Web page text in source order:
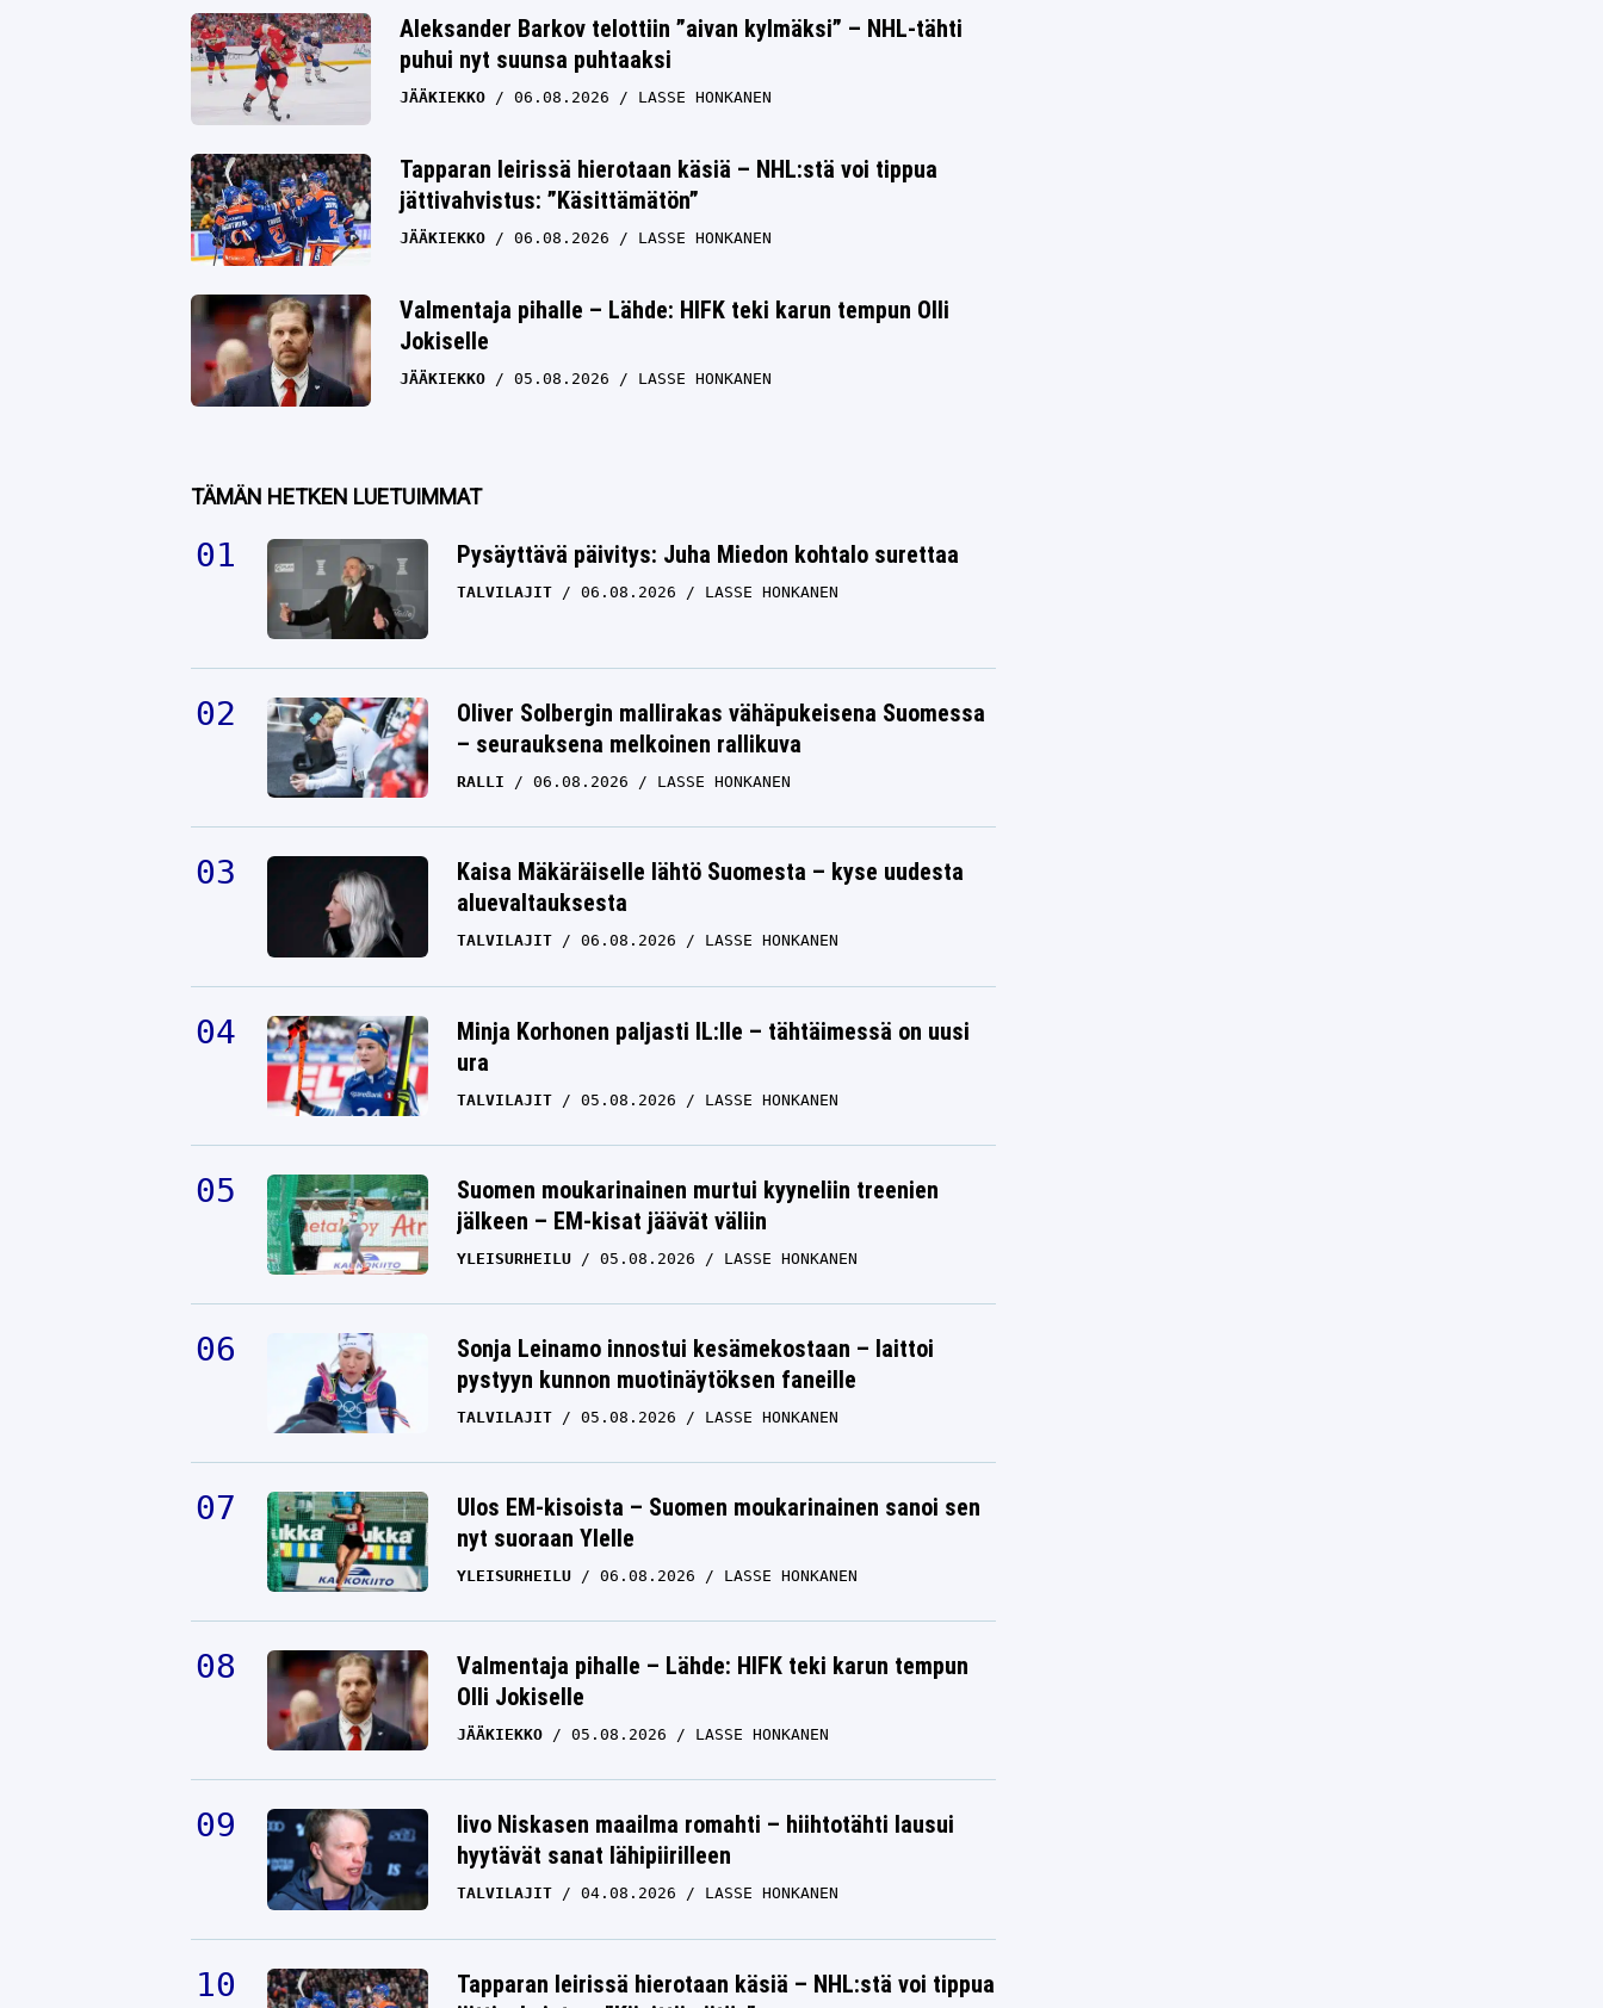
Twitter
Whatsapp
Aleksander Barkov telottiin ”aivan kylmäksi” – NHL-tähti
puhui nyt suunsa puhtaaksi
JÄÄKIEKKO 06.08.2026 LASSE HONKANEN
Tapparan leirissä hierotaan käsiä – NHL:stä voi tippua
jättivahvistus: ”Käsittämätön”
JÄÄKIEKKO 06.08.2026 LASSE HONKANEN
Valmentaja pihalle – Lähde: HIFK teki karun tempun Olli
Jokiselle
JÄÄKIEKKO 05.08.2026 LASSE HONKANEN
TÄMÄN HETKEN LUETUIMMAT
Pysäyttävä päivitys: Juha Miedon kohtalo surettaa
TALVILAJIT 06.08.2026 LASSE HONKANEN
Oliver Solbergin mallirakas vähäpukeisena Suomessa
– seurauksena melkoinen rallikuva
RALLI 06.08.2026 LASSE HONKANEN
Kaisa Mäkäräiselle lähtö Suomesta – kyse uudesta
aluevaltauksesta
TALVILAJIT 06.08.2026 LASSE HONKANEN
Minja Korhonen paljasti IL:lle – tähtäimessä on uusi
ura
TALVILAJIT 05.08.2026 LASSE HONKANEN
Suomen moukarinainen murtui kyyneliin treenien
jälkeen – EM-kisat jäävät väliin
YLEISURHEILU 05.08.2026 LASSE HONKANEN
Sonja Leinamo innostui kesämekostaan – laittoi
pystyyn kunnon muotinäytöksen faneille
TALVILAJIT 05.08.2026 LASSE HONKANEN
Ulos EM-kisoista – Suomen moukarinainen sanoi sen
nyt suoraan Ylelle
YLEISURHEILU 06.08.2026 LASSE HONKANEN
Valmentaja pihalle – Lähde: HIFK teki karun tempun
Olli Jokiselle
JÄÄKIEKKO 05.08.2026 LASSE HONKANEN
Iivo Niskasen maailma romahti – hiihtotähti lausui
hyytävät sanat lähipiirilleen
TALVILAJIT 04.08.2026 LASSE HONKANEN
Tapparan leirissä hierotaan käsiä – NHL:stä voi tippua